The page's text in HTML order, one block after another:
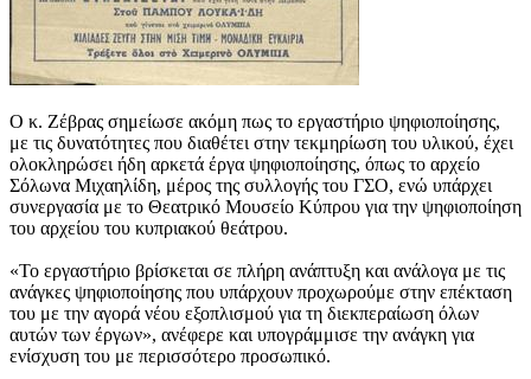
Ο κ. Ζέβρας σημείωσε ακόμη πως το εργαστήριο ψηφιοποίησης,
με τις δυνατότητες που διαθέτει στην τεκμηρίωση του υλικού, έχει
ολοκληρώσει ήδη αρκετά έργα ψηφιοποίησης, όπως το αρχείο
Σόλωνα Μιχαηλίδη, μέρος της συλλογής του ΓΣΟ, ενώ υπάρχει
συνεργασία με το Θεατρικό Μουσείο Κύπρου για την ψηφιοποίηση
του αρχείου του κυπριακού θεάτρου.
«Το εργαστήριο βρίσκεται σε πλήρη ανάπτυξη και ανάλογα με τις
ανάγκες ψηφιοποίησης που υπάρχουν προχωρούμε στην επέκταση
του με την αγορά νέου εξοπλισμού για τη διεκπεραίωση όλων
αυτών των έργων», ανέφερε και υπογράμμισε την ανάγκη για
ενίσχυση του με περισσότερο προσωπικό.